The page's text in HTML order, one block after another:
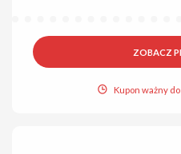
ZOBACZ
Kupon ważny